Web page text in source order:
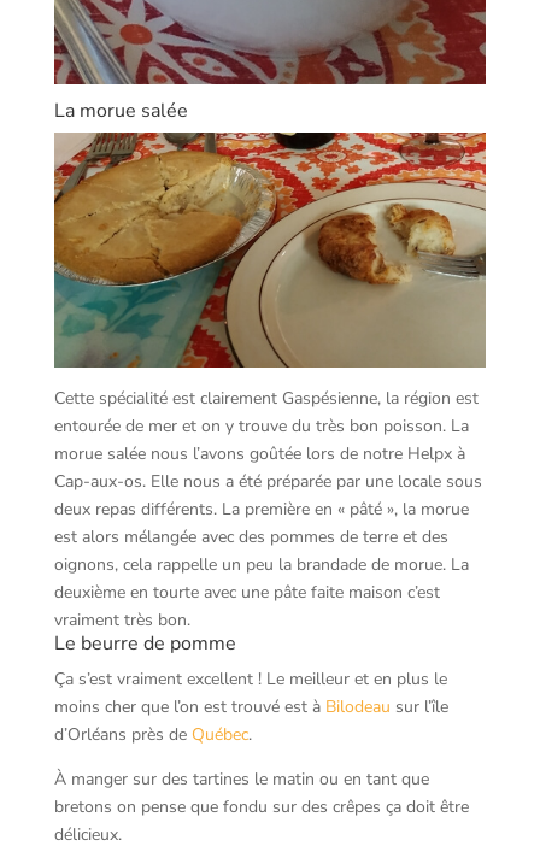
La morue salée
Cette spécialité est clairement Gaspésienne, la région est
entourée de mer et on y trouve du très bon poisson. La
morue salée nous l’avons goûtée lors de notre Helpx à
Cap-aux-os. Elle nous a été préparée par une locale sous
deux repas différents. La première en « pâté », la morue
est alors mélangée avec des pommes de terre et des
oignons, cela rappelle un peu la brandade de morue. La
deuxième en tourte avec une pâte faite maison c’est
vraiment très bon.
Le beurre de pomme
Ça s’est vraiment excellent ! Le meilleur et en plus le
moins cher que l’on est trouvé est à Bilodeau sur l’île
d’Orléans près de Québec.
À manger sur des tartines le matin ou en tant que
bretons on pense que fondu sur des crêpes ça doit être
délicieux.